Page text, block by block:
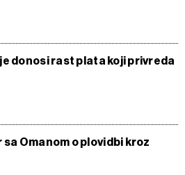
donosi rast plata koji privreda
Omanom o plovidbi kroz